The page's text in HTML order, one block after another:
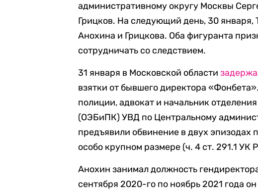
административному округу Москвы
Грицков. На следующий день, 30 января,
Анохина и Грицкова. Оба фигуранта
сотрудничать со следствием.
31 января в Московской области
взятки от бывшего директора
полиции, адвокат и начальник
(ОЭБиПК) УВД по Центральному
предъявили обвинение в двух эпизодах
особо крупном размере (ч. 4 ст. 291.1 УК
Анохин занимал должность
сентября 2020-го по ноябрь 2021 года